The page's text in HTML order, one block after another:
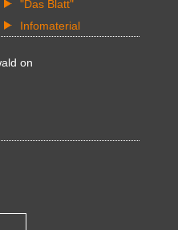
"Das Blatt"
Infomaterial
on